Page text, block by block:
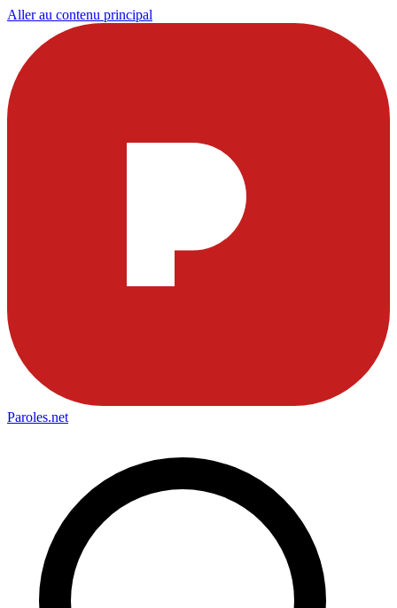
Aller au contenu principal
Paroles.net